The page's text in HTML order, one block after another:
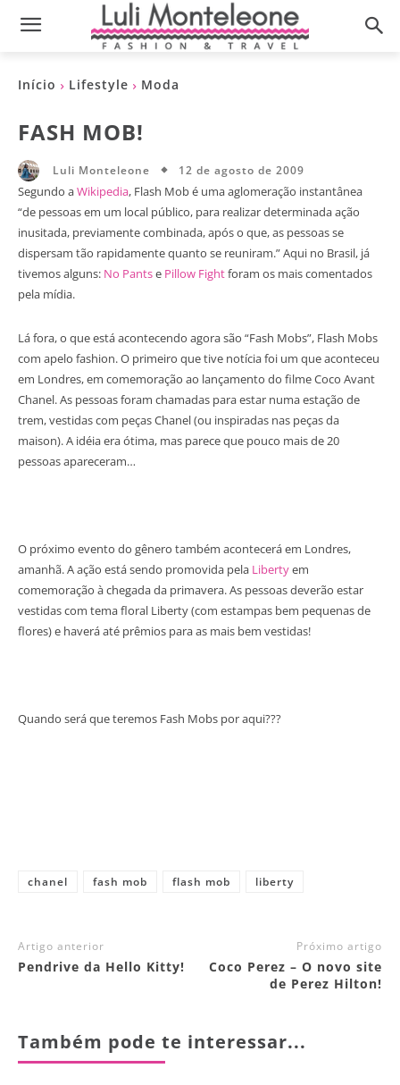
Início Lifestyle Moda
FASH MOB!
Luli Monteleone 12 de agosto de 2009
Segundo aWikipedia, Flash Mob é uma aglomeração instantânea
“de pessoas em um local público, para realizar determinada ação
inusitada, previamente combinada, após o que, as pessoas se
dispersam tão rapidamente quanto se reuniram.” Aqui no Brasil, já
tivemos alguns: No Pantse Pillow Fightforam os mais comentados
pela mídia.
Lá fora, o que está acontecendo agora são “Fash Mobs”, Flash Mobs
com apelo fashion. O primeiro que tive notícia foi um que aconteceu
em Londres, em comemoração ao lançamento do filme Coco Avant
Chanel. As pessoas foram chamadas para estar numa estação de
trem, vestidas com peças Chanel (ou inspiradas nas peças da
maison). A idéia era ótima, mas parece que pouco mais de 20
pessoas apareceram…
O próximo evento do gênero também acontecerá em Londres,
amanhã. A ação está sendo promovida pela Libertyem
comemoração à chegada da primavera. As pessoas deverão estar
vestidas com tema floral Liberty (com estampas bem pequenas de
flores) e haverá até prêmios para as mais bem vestidas!
Quando será que teremos Fash Mobs por aqui???
chanel fash mob flash mob liberty
Artigo anterior
Pendrive da Hello Kitty!
Próximo artigo
Coco Perez – O novo site
de Perez Hilton!
Também pode te interessar...